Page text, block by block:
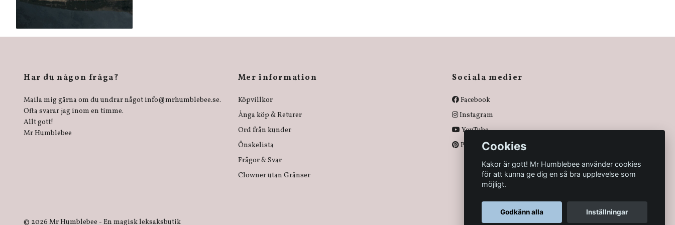
Har du någon fråga?
Maila mig gärna om du undrar något info@mrhumblebee.se.
Ofta svarar jag inom en timme.
Allt gott!
Mr Humblebee
Mer information
Köpvillkor
Ånga köp & Returer
Ord från kunder
Önskelista
Frågor & Svar
Clowner utan Gränser
Sociala medier
Facebook
Instagram
YouTube
Pinterest
© 2026 Mr Humblebee - En magisk leksaksbutik
Cookies
Kakor är gott! Mr Humblebee använder cookies
för att kunna ge dig en så bra upplevelse som
möjligt.
Godkänn alla Inställningar